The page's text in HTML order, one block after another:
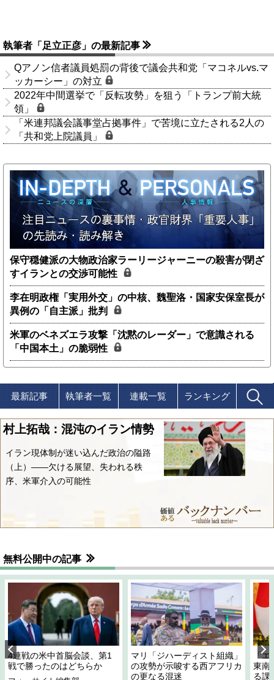
執筆者「足立正彦」の最新記事
Qアノン信者議員処罰の背後で議会共和党「マコネルvs.マ
ッカーシー」の対立
2022年中間選挙で「反転攻勢」を狙う「トランプ前大統
領」
「米連邦議会議事堂占拠事件」で苦境に立たされる2人の
「共和党上院議員」
保守穏健派の大物政治家ラーリージャーニーの殺害が閉ざ
すイランとの交渉可能性
李在明政権「実用外交」の中核、魏聖洛・国家安保室長が
異例の「自主派」批判
米軍のベネズエラ攻撃「沈黙のレーダー」で意識される
「中国本土」の脆弱性
最新記事 執筆者一覧 連載一覧 ランキング
村上拓哉：混沌のイラン情勢
イラン現体制が迷い込んだ政治の隘路
（上）――欠ける展望、失われる秩
序、米軍介入の可能性
無料公開中の記事
4連戦の米中首脳会談、第1
戦で勝ったのはどちらか
マリ「ジハーディスト組織」
の攻勢が示唆する西アフリカ
の更なる混迷
「
東南
る課